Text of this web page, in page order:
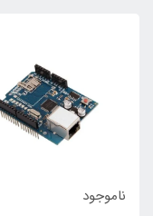
ناموجود